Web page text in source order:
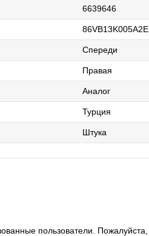
6639646
86VB13K005A2E
Спереди
Правая
Аналог
Турция
Штука
пользователи. Пожалуйста,